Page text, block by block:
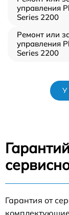
управления
Series 2200
Ремонт или
управления
Series 2200
У
Гарантия от